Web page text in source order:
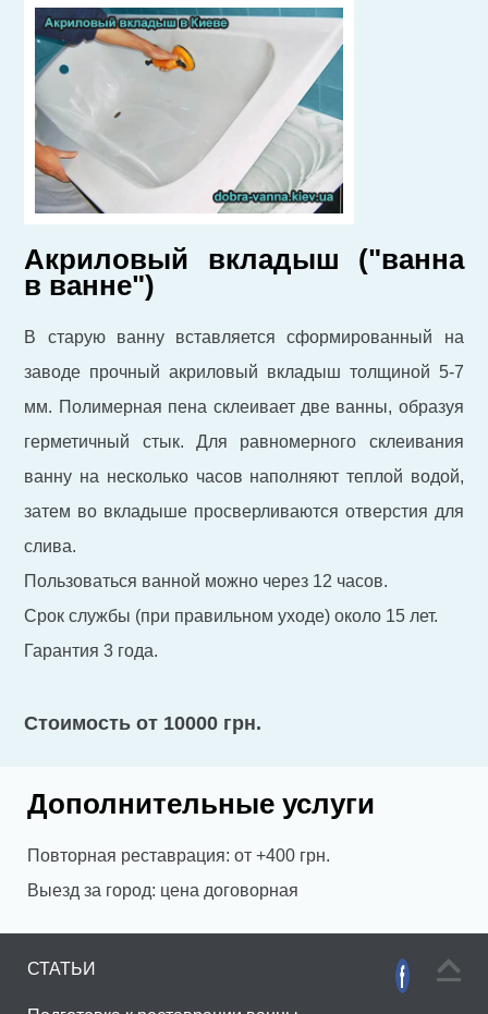
Акриловый вкладыш ("ванна
в ванне")
В старую ванну вставляется сформированный на
заводе прочный акриловый вкладыш толщиной 5-7
мм. Полимерная пена склеивает две ванны, образуя
герметичный стык. Для равномерного склеивания
ванну на несколько часов наполняют теплой водой,
затем во вкладыше просверливаются отверстия для
слива.
Пользоваться ванной можно через 12 часов.
Срок службы (при правильном уходе) около 15 лет.
Гарантия 3 года.
Стоимость от 10000 грн.
Дополнительные услуги
Повторная реставрация: от +400 грн.
Выезд за город: цена договорная
СТАТЬИ